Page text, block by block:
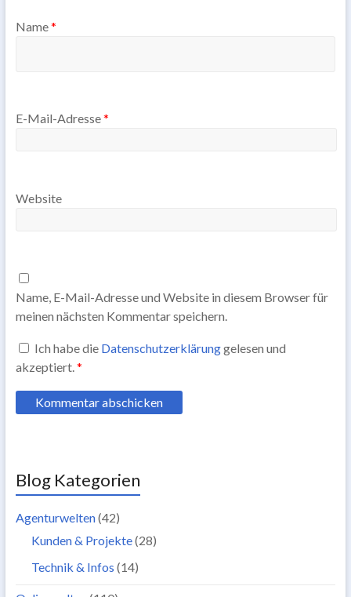
Name*
E-Mail-Adresse*
Website
Name, E-Mail-Adresse und Website in diesem Browser für
meinen nächsten Kommentar speichern.
Ich habe die Datenschutzerklärunggelesen und
akzeptiert.*
Blog Kategorien
Agenturwelten(42)
Kunden & Projekte(28)
Technik & Infos (14)